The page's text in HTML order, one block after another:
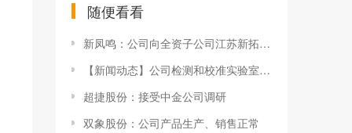
随便看看
新凤鸣：公司向全资子公司江苏新拓增资15亿元
【新闻动态】公司检测和校准实验室顺利通过CNAS监督评审 检测能力获国际标准认可
超捷股份：接受中金公司调研
双象股份：公司产品生产、销售正常